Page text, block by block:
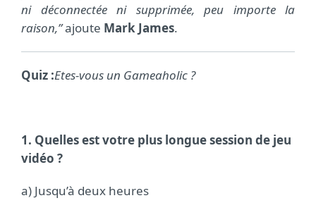
ni déconnectée ni supprimée, peu importe la
raison,”ajoute Mark James.
Quiz :Etes-vous un Gameaholic ?
1. Quelles est votre plus longue session de jeu
vidéo ?
a) Jusqu’à deux heures